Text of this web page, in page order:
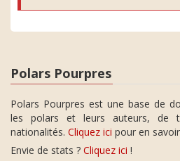
Polars Pourpres
Polars Pourpres est une base de
les polars et leurs auteurs, de
nationalités. Cliquez ici pour en
Envie de stats ? Cliquez ici !